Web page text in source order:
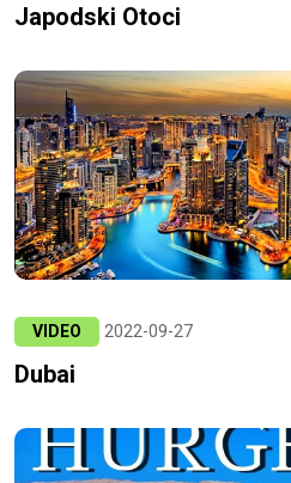
Japodski Otoci
VIDEO 2022-09-27
Dubai